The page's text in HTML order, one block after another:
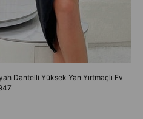
Dantelli Yüksek Yan Yırtmaçlı Ev